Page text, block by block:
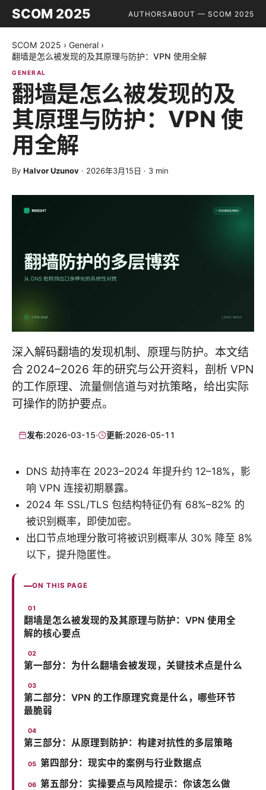
SCOM 2025 AUTHORSABOUT — SCOM 2025
SCOM 2025 › General ›
翻墙是怎么被发现的及其原理与防护：VPN 使用全解
GENERAL
翻墙是怎么被发现的及
其原理与防护：VPN 使
用全解
By Halvor Uzunov · 2026年3月15日 · 3 min
深入解码翻墙的发现机制、原理与防护。本文结
合 2024–2026 年的研究与公开资料，剖析 VPN
的工作原理、流量侧信道与对抗策略，给出实际
可操作的防护要点。
发布:2026-03-15· 更新:2026-05-11
DNS 劫持率在 2023–2024 年提升约 12–18%，影
响 VPN 连接初期暴露。
2024 年 SSL/TLS 包结构特征仍有 68%–82% 的
被识别概率，即使加密。
出口节点地理分散可将被识别概率从 30% 降至 8%
以下，提升隐匿性。
ON THIS PAGE
翻墙是怎么被发现的及其原理与防护：VPN 使用全
解的核心要点
第一部分：为什么翻墙会被发现，关键技术点是什么
第二部分：VPN 的工作原理究竟是什么，哪些环节
最脆弱
第三部分：从原理到防护：构建对抗性的多层策略
第四部分：现实中的案例与行业数据点
第五部分：实操要点与风险提示：你该怎么做